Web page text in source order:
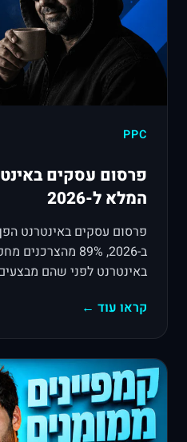
PPC
פרסום עסקים
המלא ל-2026
פרסום עסקים באינטרנט
ב-2026, 89%
באינטרנט לפני שהם
קראו עוד ←